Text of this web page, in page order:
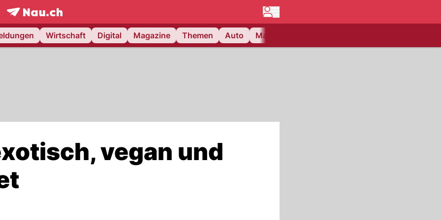
frontpage.NAU.ch
Wirtschaft Digital Magazine Themen Auto Matchcenter
vegan und